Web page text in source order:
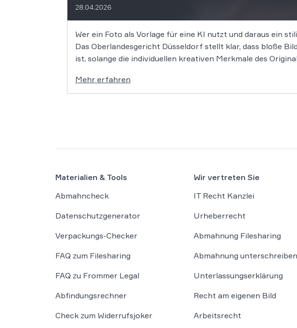
28.04.2026
Wer ein Foto als Vorlage für eine KI nutzt und daraus ein
Das Oberlandesgericht Düsseldorf stellt klar, dass bloße
ist, solange die individuellen kreativen Merkmale des
Mehr erfahren
Materialien & Tools
Abmahncheck
Datenschutzgenerator
Verpackungs-Checker
FAQ zum Filesharing
FAQ zu Frommer Legal
Abfindungsrechner
Check zum Widerrufsjoker
Wir vertreten Sie
IT Recht Kanzlei
Urheberrecht
Abmahnung Filesharing
Abmahnung unterschreiben
Unterlassungserklärung
Recht am eigenen Bild
Arbeitsrecht